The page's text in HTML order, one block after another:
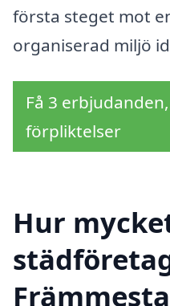
första steget mot
organiserad miljö
Få 3
förpliktelser
Hur